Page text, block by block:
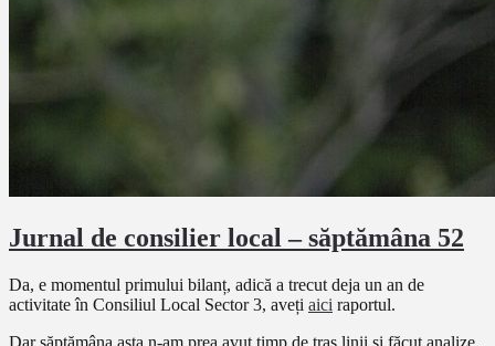
Jurnal de consilier local – săptămâna 52
Da, e momentul primului bilanț, adică a trecut deja un an de
activitate în Consiliul Local Sector 3, aveți aici raportul.
Dar săptămâna asta n-am prea avut timp de tras linii și făcut analize,